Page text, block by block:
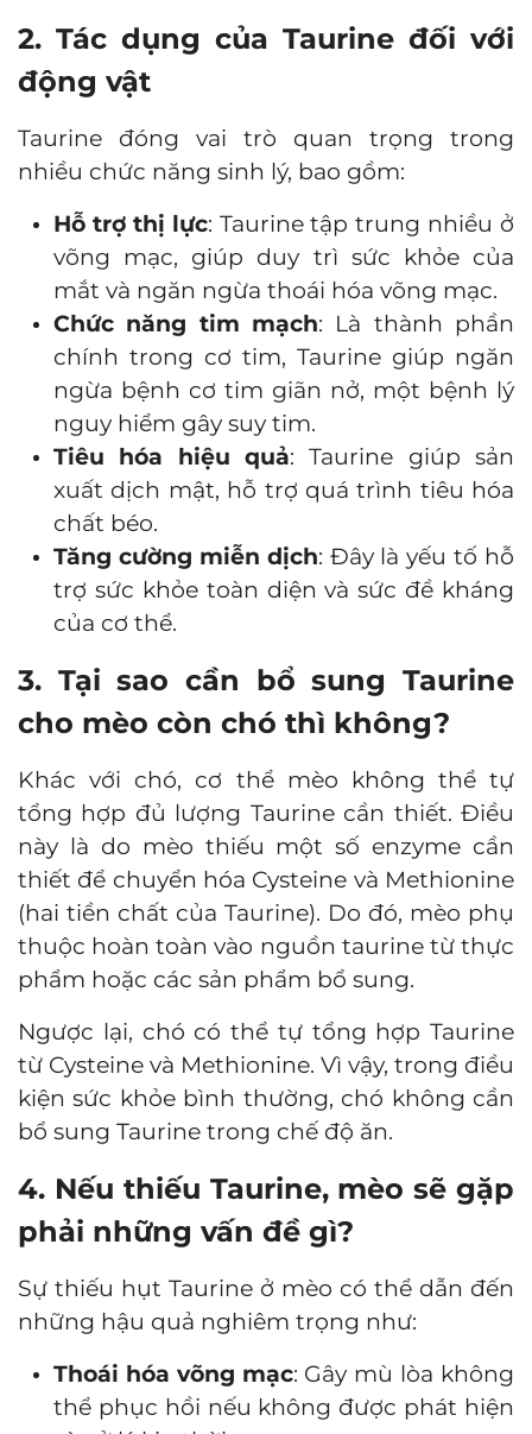
2. Tác dụng của Taurine đối với
động vật
Taurine đóng vai trò quan trọng trong
nhiều chức năng sinh lý, bao gồm:
Hỗ trợ thị lực: Taurine tập trung nhiều ở
võng mạc, giúp duy trì sức khỏe của
mắt và ngăn ngừa thoái hóa võng mạc.
Chức năng tim mạch: Là thành phần
chính trong cơ tim, Taurine giúp ngăn
ngừa bệnh cơ tim giãn nở, một bệnh lý
nguy hiểm gây suy tim.
Tiêu hóa hiệu quả: Taurine giúp sản
xuất dịch mật, hỗ trợ quá trình tiêu hóa
chất béo.
Tăng cường miễn dịch: Đây là yếu tố hỗ
trợ sức khỏe toàn diện và sức đề kháng
của cơ thể.
3. Tại sao cần bổ sung Taurine
cho mèo còn chó thì không?
Khác với chó, cơ thể mèo không thể tự
tổng hợp đủ lượng Taurine cần thiết. Điều
này là do mèo thiếu một số enzyme cần
thiết để chuyển hóa Cysteine và Methionine
(hai tiền chất của Taurine). Do đó, mèo phụ
thuộc hoàn toàn vào nguồn taurine từ thực
phẩm hoặc các sản phẩm bổ sung.
Ngược lại, chó có thể tự tổng hợp Taurine
từ Cysteine và Methionine. Vì vậy, trong điều
kiện sức khỏe bình thường, chó không cần
bổ sung Taurine trong chế độ ăn.
4. Nếu thiếu Taurine, mèo sẽ gặp
phải những vấn đề gì?
Sự thiếu hụt Taurine ở mèo có thể dẫn đến
những hậu quả nghiêm trọng như:
Thoái hóa võng mạc: Gây mù lòa không
thể phục hồi nếu không được phát hiện